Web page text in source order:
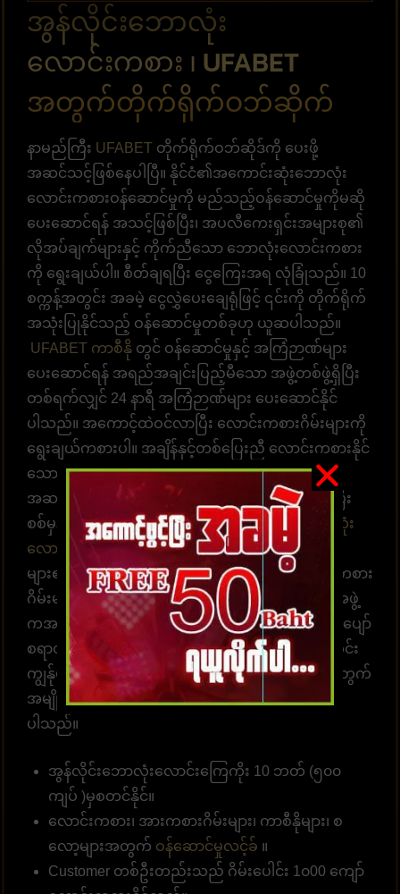
အွန်လိုင်းဘောလုံး
လောင်းကစား ၊ UFABET
အတွက်တိုက်ရိုက်ဝဘ်ဆိုက်
နာမည်ကြီး UFABET တိုက်ရိုက်ဝဘ်ဆိုဒ်ကို ပေးဖို့
အဆင်သင့်ဖြစ်နေပါပြီ။ နိုင်ငံ၏အကောင်းဆုံးဘောလုံး
လောင်းကစားဝန်ဆောင်မှုကို မည်သည့်ဝန်ဆောင်မှုကိုမဆို
ပေးဆောင်ရန် အသင့်ဖြစ်ပြီး၊ အပလီကေးရှင်းအများစု၏
လိုအပ်ချက်များနှင့် ကိုက်ညီသော ဘောလုံးလောင်းကစား
ကို ရွေးချယ်ပါ။ စီတ်ချရပြီး ငွေကြေးအရ လုံခြုံသည်။ 10
စက္ကန့်အတွင်း အခမဲ့ ငွေလွှဲပေးချေရုံဖြင့် ၎င်းကို တိုက်ရိုက်
အသုံးပြုနိုင်သည့် ဝန်ဆောင်မှုတစ်ခုဟု ယူဆပါသည်။
UFABET ကာစီနို တွင် ဝန်ဆောင်မှုနှင့် အကြံဉာဏ်များ
ပေးဆောင်ရန် အရည်အချင်းပြည့်မီသော အဖွဲ့တစ်ဖွဲ့ရှိပြီး
တစ်ရက်လျှင် 24 နာရီ အကြံဉာဏ်များ ပေးဆောင်နိုင်
ပါသည်။ အကောင့်ထဲဝင်လာပြီး လောင်းကစားဂိမ်းများကို
ရွေးချယ်ကစားပါ။ အချိန်နှင့်တစ်ပြေးညီ လောင်းကစားနိုင်
သော စနစ်ဖြစ်ပါတယ်။ အလောင်းအစားရွေးချယ်ရန်
အဆင်သင့်ဖြစ်နေပါပြီ။ ထိထိရောက်ရောက် မြန်ဆန်ပြီး
စစ်မှန်သော ပေးချေမှုများ၊ နံပါတ် 1 တိုက်ရိုက်
ဘောလုံး
လောင်းကစားဝက်ဘ်ဆိုက်UFABET သည် လူအ
များ၏နှလုံးသားကို အနိုင်ယူသည်။ အွန်လိုင်းလောင်းကစား
ဂိမ်းများကို အချိန်မရွေးကစားရန် ဝန်ဆောင်မှုပေးတဲ့အဖွဲ့
ကအမြဲ စောင့်ဆိုင်းနေပါတယ်။ အွန်လောင်းကစားဂိမ်းပျော်
စရာတွင်ပါဝင်ဆင်နွဲပါ။ကျွန်ုပ်တို့သည် အောက်ပါအတိုင်း
ကျွန်ုပ်တို့၏ဝဘ်ဆိုဒ်မှာ ကစားရန် ဆုံးဖြတ်ရန် သင့်အတွက်
အမျိုးမျိုးသော အကျိုးကျေးဇူးများကို စုစည်းထား
ပါသည်။
အွန်လိုင်းဘောလုံးလောင်းကြေကိုး 10 ဘတ် (၅၀၀
ကျပ် )မှစတင်နိုင်။
လောင်းကစား၊ အားကစားဂိမ်းများ၊ ကာစီနိုများ၊ စ
လော့များအတွက် ဝန်ဆောင်မှုလင့်ခ် ။
Customer တစ်ဦးတည်းသည် ဂိမ်းပေါင်း 1၀00 ကျော်